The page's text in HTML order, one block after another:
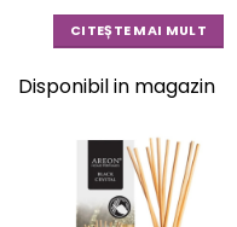
CITEȘTE MAI MULT
Disponibil in magazin